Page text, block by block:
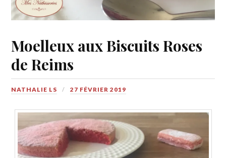
Moelleux aux Biscuits Roses
de Reims
NATHALIE LS 27 FÉVRIER 2019